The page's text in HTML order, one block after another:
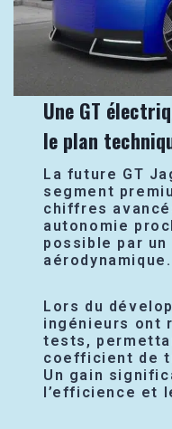
Une GT
le plan
La future GT
segment
chiffres
autonomie
possible par
aérodynamique.
Lors du
ingénieurs ont
tests,
coefficient de
Un gain
l’efficience et